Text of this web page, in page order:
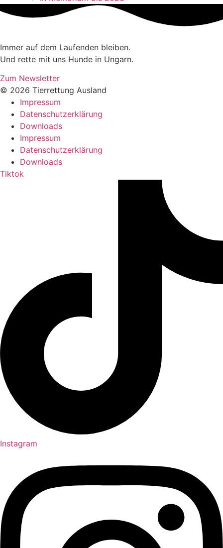
Immer auf dem Laufenden bleiben.
Und rette mit uns Hunde in Ungarn.
Zum Newsletter
© 2026 Tierrettung Ausland
Impressum
Datenschutzerklärung
Downloads
Impressum
Datenschutzerklärung
Downloads
Tiktok
Instagram